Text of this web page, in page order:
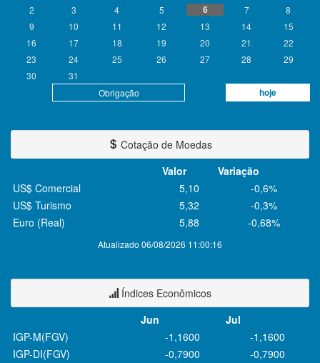
Obrigação hoje
2
3 4 5 6 7
8
9
10 11 12 13 14
15
16
17 18 19 20 21
22
23
24 25 26 27 28
29
30
31
Cotação de Moedas
Valor
Variação
Atualizado 06/08/2026 11:00:16
US$ Comercial 5,10
-0,6%
US$ Turismo
5,32
-0,3%
Euro (Real)
5,88 -0,68%
Índices Econômicos
Jun
Jul
IGP-M(FGV)
-1,1600
-1,1600
IGP-DI(FGV)
-0,7900
-0,7900